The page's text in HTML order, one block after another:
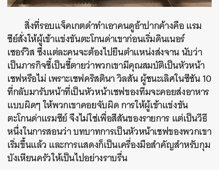
สิ่งที่รอบแจ็คเกตดำทำเอาคนดูอ้าปากค้างคือ แรม
ซีย์สั่งให้ผู้เข้าแข่งขันตะโกนด่าเขาก่อนเริ่มดินเนอร์
เซอร์วิส ซึ่งแต่ละคนจะต้องไปยืนตำแหน่งส่งจาน นับว่า
เป็นภารกิจชี้เป็นชี้ตายว่าพวกเขามีคุณสมบัติเป็นหัวหน้า
เชฟหรือไม่ เพราะเชฟคริสตินา วิลสัน ผู้ชนะเลิศในซีซัน 10
ที่กลับมารับหน้าที่เป็นหัวหน้าเชฟของทีมจะคอยส่งอาหาร
แบบผิดๆ ให้พวกเขาคอยจับผิดการให้ผู้เข้าแข่งขัน
ตะโกนด่าแรมซีย์ จึงไม่ใช่เพื่อสีสันของรายการ แต่เป็นวีธี
หนึ่งในการสอนว่า บทบาทการเป็นหัวหน้าเชฟของพวกเขา
เริ่มขึ้นแล้ว และการแสดงก็เป็นเครื่องมือสำคัญสำหรับกุม
บังเหียนครัวให้เป็นไปอย่างราบรื่น